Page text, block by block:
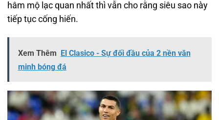
hâm mộ lạc quan nhất thì vẫn cho rằng siêu sao này
tiếp tục cống hiến.
Xem Thêm El Clasico - Sự đối đầu của 2 nền văn
minh bóng đá